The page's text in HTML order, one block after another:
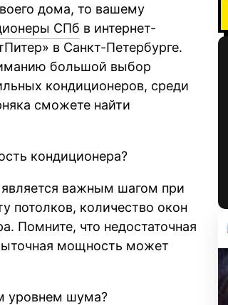
дома, то вашему
СПб в интернет-
в Санкт-Петербурге.
большой выбор
кондиционеров, среди
сможете найти
кондиционера?
важным шагом при
потолков, количество окон
Помните, что недостаточная
мощность может
уровнем шума?